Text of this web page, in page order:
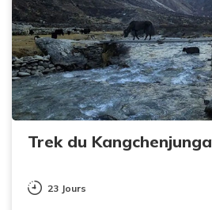
Trek du Kangchenjunga
23 Jours